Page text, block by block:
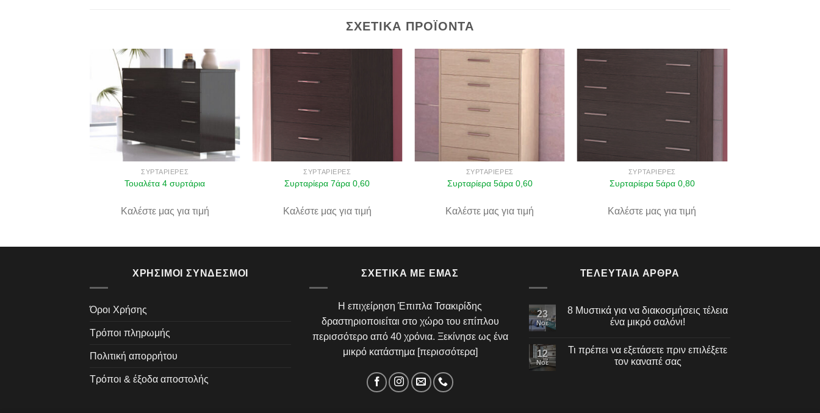
ΣΧΕΤΙΚΆ ΠΡΟΪΌΝΤΑ
Πρόσθήκη
ΣΥΡΤΑΡΙΈΡΕΣ
Τουαλέτα 4 συρτάρια
Καλέστε μας για τιμή
ΣΥΡΤΑΡΙΈΡΕΣ
Συρταρίερα 7άρα 0,60
Καλέστε μας για τιμή
στην λίστα
ΣΥΡΤΑΡΙΈΡΕΣ
Συρταρίερα 5άρα 0,60
Καλέστε μας για τιμή
επιθυμιών
ΣΥΡΤΑΡΙΈΡΕΣ
Συρταρίερα 5άρα 0,80
Καλέστε μας για τιμή
ΧΡΉΣΙΜΟΙ ΣΎΝΔΕΣΜΟΙ
Όροι Χρήσης
Τρόποι πληρωμής
Πολιτική απορρήτου
Τρόποι & έξοδα αποστολής
ΣΧΕΤΙΚΆ ΜΕ ΕΜΆΣ
Η επιχείρηση Έπιπλα Τσακιρίδης
δραστηριοποιείται στο χώρο του επίπλου
περισσότερο από 40 χρόνια. Ξεκίνησε ως ένα
μικρό κατάστημα [περισσότερα]
ΤΕΛΕΥΤΑΊΑ ΆΡΘΡΑ
23
Νοέ
8 Μυστικά για να διακοσμήσεις τέλεια
ένα μικρό σαλόνι!
12
Νοέ
Τι πρέπει να εξετάσετε πριν επιλέξετε
τον καναπέ σας